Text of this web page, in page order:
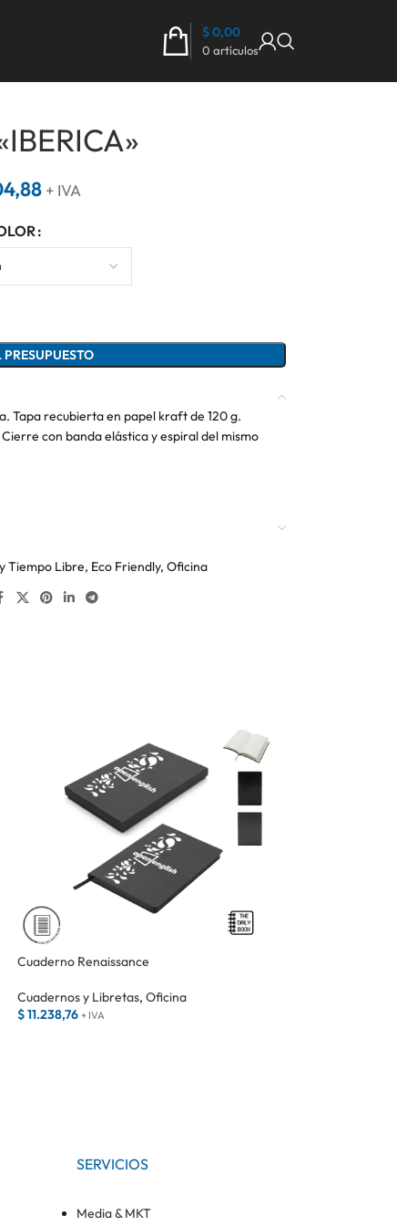
0 artículos
$0,00
+ IVA
Tapa recubierta en papel kraft de 120 g.
con banda elástica y espiral del mismo
Tiempo Libre, Eco Friendly, Oficina
Cuaderno Renaissance
Cuadernos y Libretas, Oficina
$11.238,76 + IVA
SERVICIOS
Media & MKT